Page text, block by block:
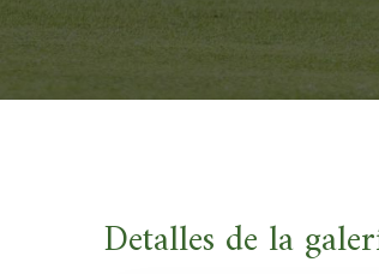
Detalles de la